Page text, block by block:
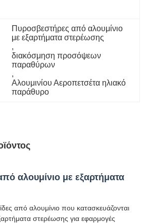
Πυροσβεστήρες από αλουμίνιο
με εξαρτήματα στερέωσης
,
διακόσμηση προσόψεων
παραθύρων
,
Αλουμινίου Αεροπετσέτα ηλιακό
παράθυρο
αλουμίνιο με εξαρτήματα
από αλουμίνιο που κατασκευάζονται
στερέωσης για εφαρμογές